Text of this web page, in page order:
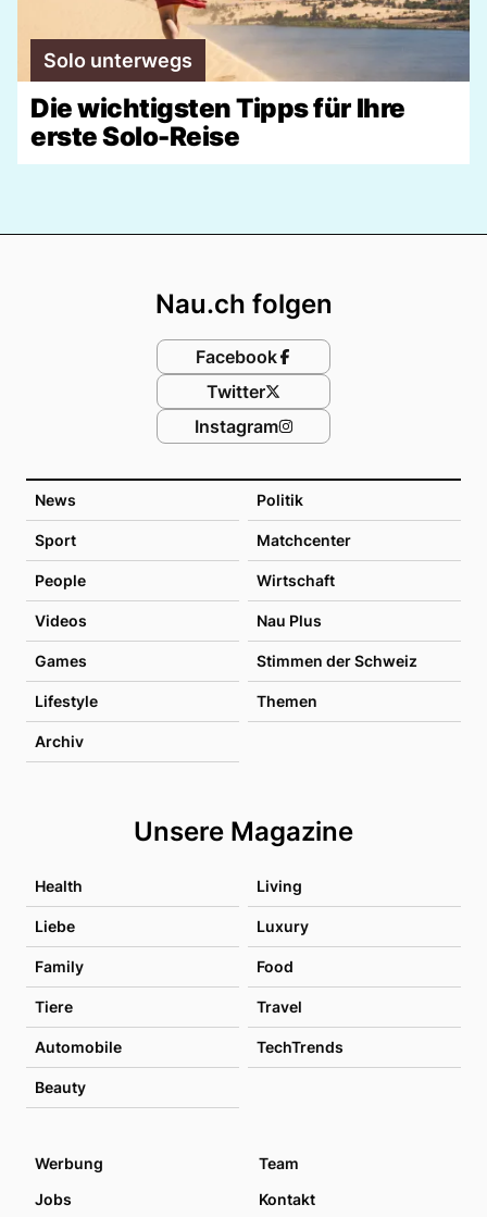
Solo unterwegs
Die wichtigsten Tipps für Ihre
erste Solo-Reise
News Politik
Sport Matchcenter
People Wirtschaft
Videos Nau Plus
Games Stimmen der Schweiz
Lifestyle Themen
Archiv
Unsere Magazine
Health Living
Liebe Luxury
Family Food
Tiere Travel
Automobile TechTrends
Beauty
Nau.ch folgen
Facebook
Twitter
Instagram
Werbung
Team
Jobs
Kontakt